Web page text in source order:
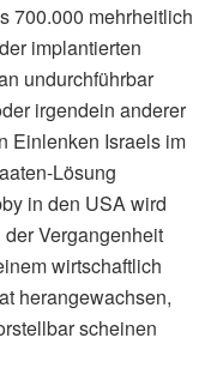
700.000 mehrheitlich
implantierten
undurchführbar
irgendein anderer
Einlenken Israels im
Lösung
in den USA wird
Vergangenheit
wirtschaftlich
herangewachsen,
scheinen